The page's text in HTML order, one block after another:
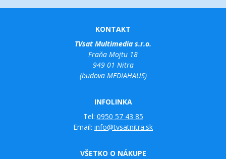
KONTAKT
TVsat Multimedia s.r.o.
Fraňa Mojtu 18
949 01 Nitra
(budova MEDIAHAUS)
INFOLINKA
Tel: 0950 57 43 85
Email: info@tvsatnitra.sk
VŠETKO O NÁKUPE